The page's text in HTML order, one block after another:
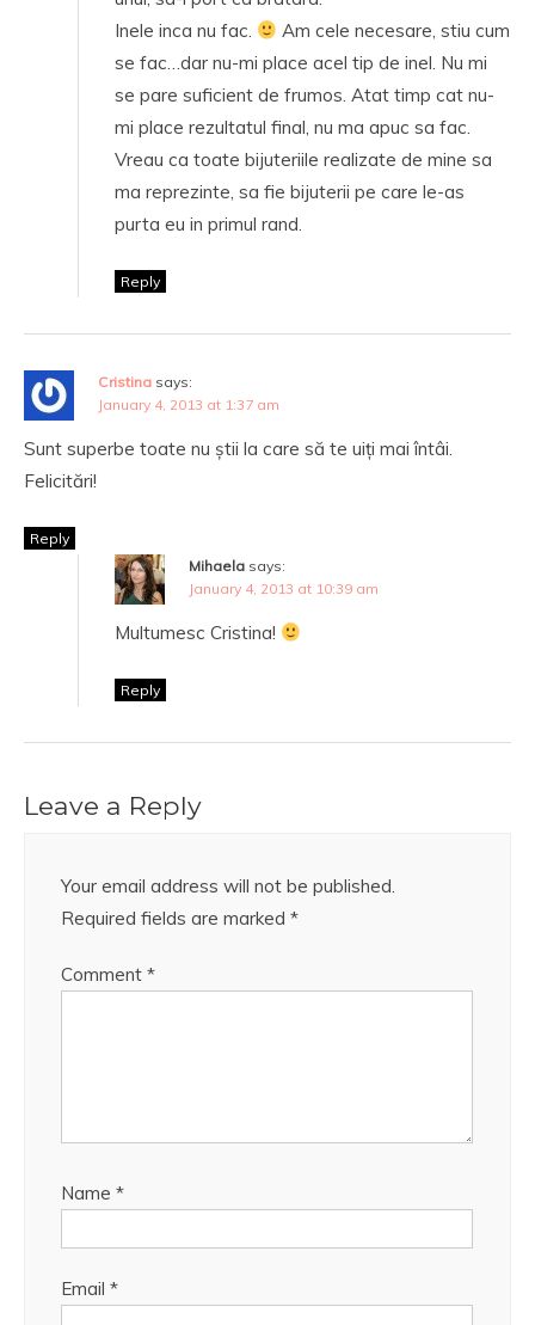
Inele inca nu fac.
Am cele necesare, stiu cum
se fac…dar nu-mi place acel tip de inel. Nu mi
se pare suficient de frumos. Atat timp cat nu-
mi place rezultatul final, nu ma apuc sa fac.
Vreau ca toate bijuteriile realizate de mine sa
ma reprezinte, sa fie bijuterii pe care le-as
purta eu in primul rand.
Reply
Cristina says:
January 4, 2013 at 1:37 am
Sunt superbe toate nu știi la care să te uiți mai întâi.
Felicitări!
Reply
Mihaela says:
January 4, 2013 at 10:39 am
Multumesc Cristina!
Reply
Leave a Reply
Your email address will not be published.
Required fields are marked *
Comment *
Name *
Email *